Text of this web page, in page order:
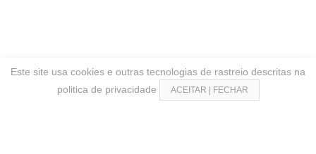
Este site usa cookies e outras tecnologias de rastreio descritas na
politica de privacidade
ACEITAR | FECHAR